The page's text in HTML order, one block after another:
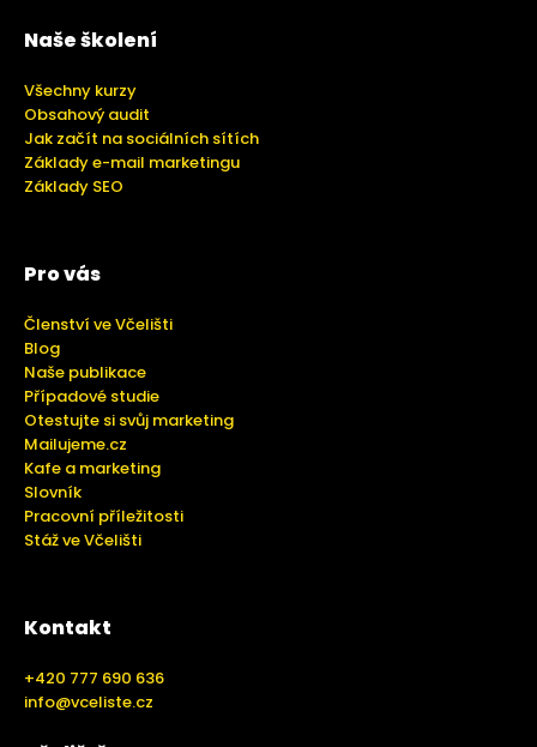
Naše školení
Všechny kurzy
Obsahový audit
Jak začít na sociálních sítích
Základy e-mail marketingu
Základy SEO
Pro vás
Členství ve Včelišti
Blog
Naše publikace
Případové studie
Otestujte si svůj marketing
Mailujeme.cz
Kafe a marketing
Slovník
Pracovní příležitosti
Stáž ve Včelišti
Kontakt
+420 777 690 636
info@vceliste.cz